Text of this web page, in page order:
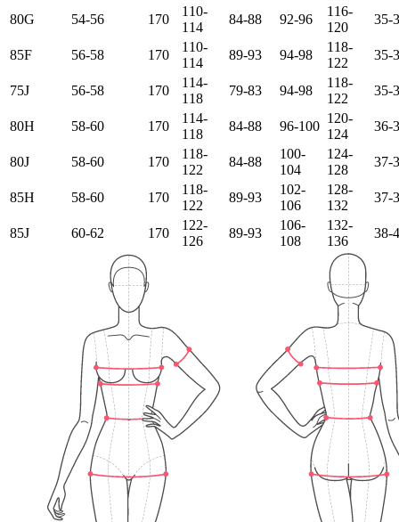
80G 54-56 170
110-
114
84-88 92-96
116-
120
35-
85F 56-58 170
110-
114
89-93 94-98
118-
122
35-
75J 56-58 170
114-
118
79-83 94-98
118-
122
35-
80H 58-60 170
114-
118
84-88 96-100
120-
124
36-
80J 58-60 170
118-
122
84-88
100-
104
124-
128
37-
85H 58-60 170
118-
122
89-93
102-
106
128-
132
37-
85J 60-62 170
122-
126
89-93
106-
108
132-
136
38-